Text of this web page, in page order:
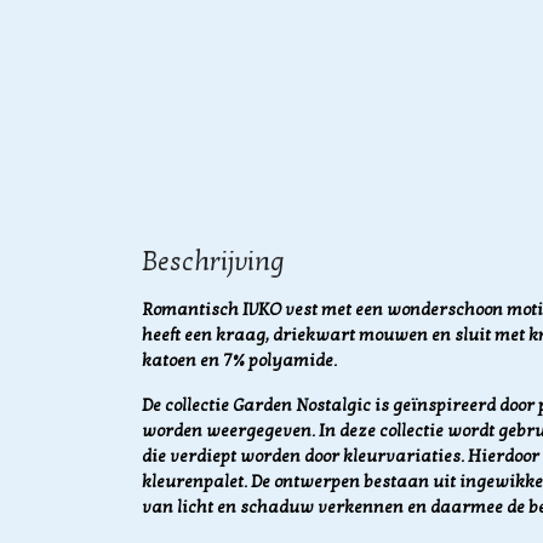
Beschrijving
Romantisch IVKO vest met een wonderschoon
heeft een kraag, driekwart mouwen en sluit met
katoen en 7% polyamide.
De collectie Garden Nostalgic is geïnspireerd
worden weergegeven. In deze collectie wordt
die verdiept worden door kleurvariaties.
kleurenpalet. De ontwerpen bestaan uit
van licht en schaduw verkennen en daarmee de